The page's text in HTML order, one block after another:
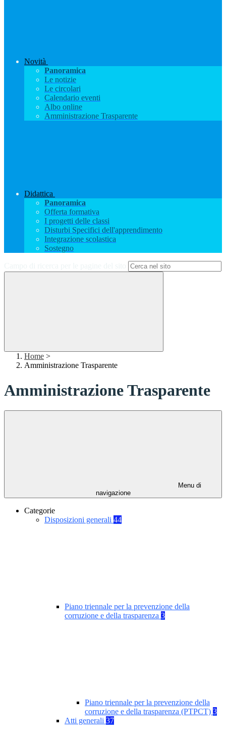
Novità
Panoramica
Le notizie
Le circolari
Calendario eventi
Albo online
Amministrazione Trasparente
Didattica
Panoramica
Offerta formativa
I progetti delle classi
Disturbi Specifici dell'apprendimento
Integrazione scolastica
Sostegno
Home >
Amministrazione Trasparente
Amministrazione Trasparente
Menu di
navigazione
Categorie
Disposizioni generali 44
Piano triennale per la prevenzione della
corruzione e della trasparenza 3
Piano triennale per la prevenzione della
corruzione e della trasparenza (PTPCT) 3
Atti generali 37